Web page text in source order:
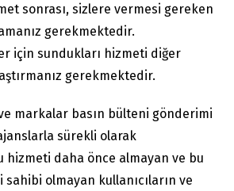
sonrası, sizlere vermesi gereken
gerekmektedir.
için sundukları hizmeti diğer
gerekmektedir.
markalar basın bülteni gönderimi
sürekli olarak
hizmeti daha önce almayan ve bu
olmayan kullanıcıların ve